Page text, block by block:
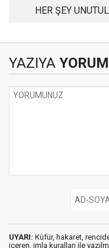
HER ŞEY
YAZIYA
UYARI: Küfür, hakaret,
içeren, imla kuralları ile